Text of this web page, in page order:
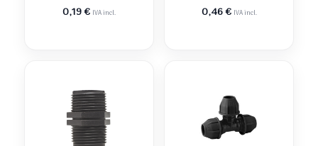
0,19€ IVA incl. 0,46€ IVA incl.